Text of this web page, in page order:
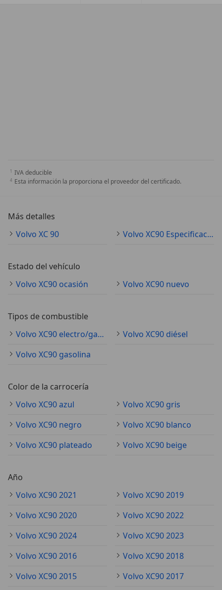
IVA deducible
Esta información la proporciona el proveedor del certificado.
Más detalles
Volvo XC 90
Volvo XC90 Especificaciones técnicas
Estado del vehículo
Volvo XC90 ocasión
Volvo XC90 nuevo
Tipos de combustible
Volvo XC90 electro/gasolina
Volvo XC90 diésel
Volvo XC90 gasolina
Color de la carrocería
Volvo XC90 azul
Volvo XC90 gris
Volvo XC90 negro
Volvo XC90 blanco
Volvo XC90 plateado
Volvo XC90 beige
Año
Volvo XC90 2021
Volvo XC90 2019
Volvo XC90 2020
Volvo XC90 2022
Volvo XC90 2024
Volvo XC90 2023
Volvo XC90 2016
Volvo XC90 2018
Volvo XC90 2015
Volvo XC90 2017